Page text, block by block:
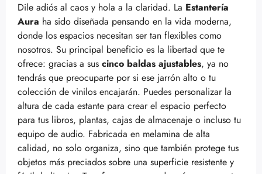
Dile adiós al caos y hola a la claridad. La Estantería
Aura ha sido diseñada pensando en la vida moderna,
donde los espacios necesitan ser tan flexibles como
nosotros. Su principal beneficio es la libertad que te
ofrece: gracias a sus cinco baldas ajustables, ya no
tendrás que preocuparte por si ese jarrón alto o tu
colección de vinilos encajarán. Puedes personalizar la
altura de cada estante para crear el espacio perfecto
para tus libros, plantas, cajas de almacenaje o incluso tu
equipo de audio. Fabricada en melamina de alta
calidad, no solo organiza, sino que también protege tus
objetos más preciados sobre una superficie resistente y